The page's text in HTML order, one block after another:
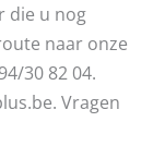
die u nog
naar onze
30 82 04.
Vragen